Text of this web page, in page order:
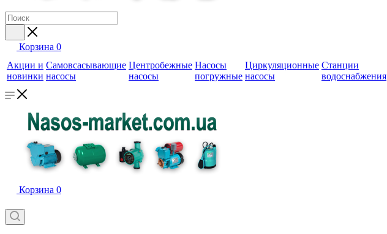
Корзина 0
Акции и
новинки
Самовсасывающие
насосы
Центробежные
насосы
Насосы
погружные
Циркуляционные
насосы
Станции
водоснабжения
Корзина 0